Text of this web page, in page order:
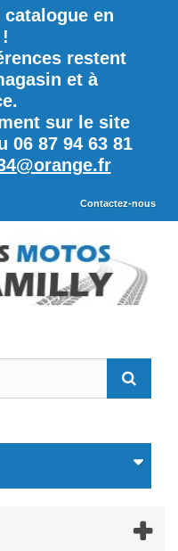
en
restent
et à
sur le site
06 87 94 63 81
Contactez-nous